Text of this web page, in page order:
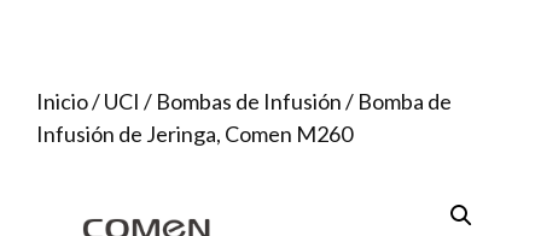
Inicio/UCI / Bombas de Infusión/ Bomba de
Infusión de Jeringa, Comen M260